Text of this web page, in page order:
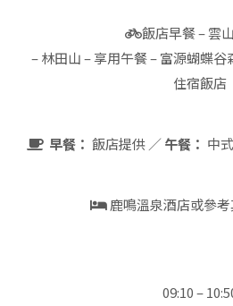
飯店早餐 – 雲
– 林田山 – 享用午餐 – 富源蝴蝶
住宿飯店
早餐： 飯店提供 ／午餐： 中
鹿鳴溫泉酒店或參
09:10 –